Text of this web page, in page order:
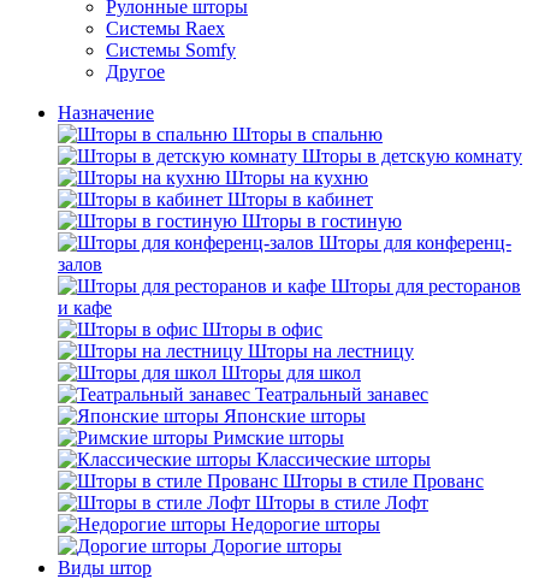
Рулонные шторы
Системы Raex
Системы Somfy
Другое
Назначение
Шторы в спальню
Шторы в детскую комнату
Шторы на кухню
Шторы в кабинет
Шторы в гостиную
Шторы для конференц-
залов
Шторы для ресторанов
и кафе
Шторы в офис
Шторы на лестницу
Шторы для школ
Театральный занавес
Японские шторы
Римские шторы
Классические шторы
Шторы в стиле Прованс
Шторы в стиле Лофт
Недорогие шторы
Дорогие шторы
Виды штор